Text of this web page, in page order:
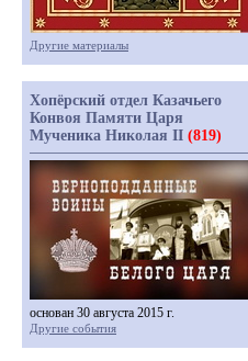
Другие материалы
Хопёрский отдел Казачьего
Конвоя Памяти Царя
Мученика Николая II (819)
основан 30 августа 2015 г.
Другие события